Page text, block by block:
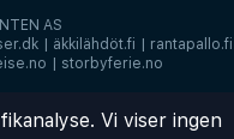
AS
| äkkilähdöt.fi | rantapallo.fi
| storbyferie.no
Vi viser ingen